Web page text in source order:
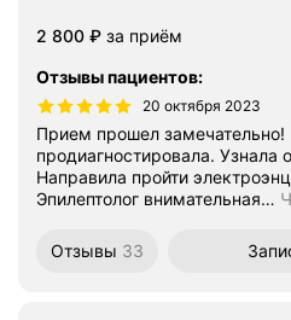
Цена
2800
2 800 ₽ за приём
Отзывы пациентов:
20 октября 2023
Прием прошел замечательно!
продиагностировала. Узнала
Направила пройти
Эпилептолог внимательная…
Отзывы 33